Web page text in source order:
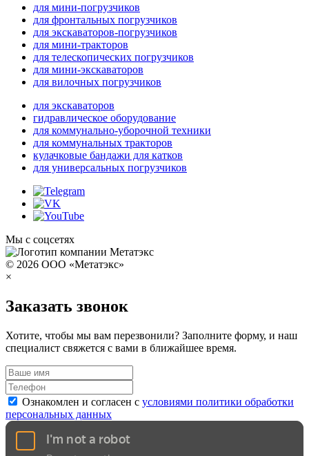
для мини-погрузчиков
для фронтальных погрузчиков
для экскаваторов-погрузчиков
для мини-тракторов
для телескопических погрузчиков
для мини-экскаваторов
для вилочных погрузчиков
для экскаваторов
гидравлическое оборудование
для коммунально-уборочной техники
для коммунальных тракторов
кулачковые бандажи для катков
для универсальных погрузчиков
Мы с соцсетях
© 2026 ООО «Метатэкс»
×
Заказать звонок
Хотите, чтобы мы вам перезвонили? Заполните форму, и наш
специалист свяжется с вами в ближайшее время.
Ознакомлен и согласен с условиями политики обработки
персональных данных